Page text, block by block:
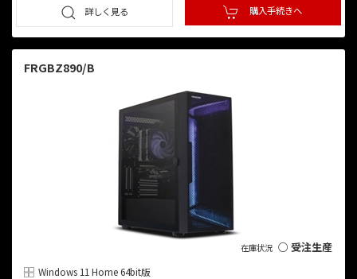
詳しく見る 購入手続きへ
FRGBZ890/B
○ 受注生産
Windows 11 Home 64bit版